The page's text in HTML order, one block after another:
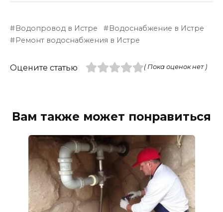
Водопровод в Истре
Водоснабжение в Истре
Ремонт водоснабжения в Истре
Оцените статью ( Пока оценок нет )
Вам также может понравиться